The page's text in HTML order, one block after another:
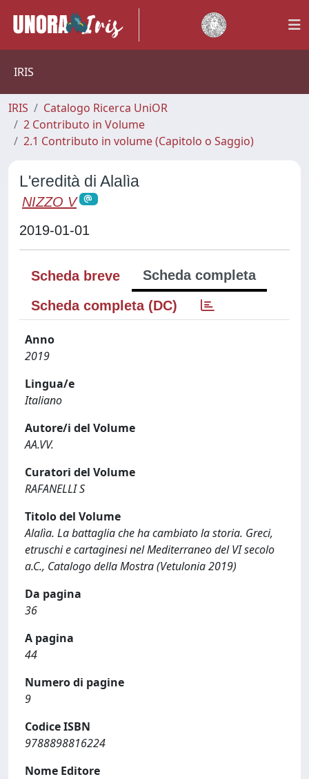
IRIS
IRIS
Catalogo Ricerca UniOR
2 Contributo in Volume
2.1 Contributo in volume (Capitolo o Saggio)
L'eredità di Alalìa
NIZZO V
2019-01-01
Scheda breve
Scheda completa
Scheda completa (DC)
Anno
2019
Lingua/e
Italiano
Autore/i del Volume
AA.VV.
Curatori del Volume
RAFANELLI S
Titolo del Volume
Alalìa. La battaglia che ha cambiato la storia. Greci,
etruschi e cartaginesi nel Mediterraneo del VI secolo
a.C., Catalogo della Mostra (Vetulonia 2019)
Da pagina
36
A pagina
44
Numero di pagine
9
Codice ISBN
9788898816224
Nome Editore